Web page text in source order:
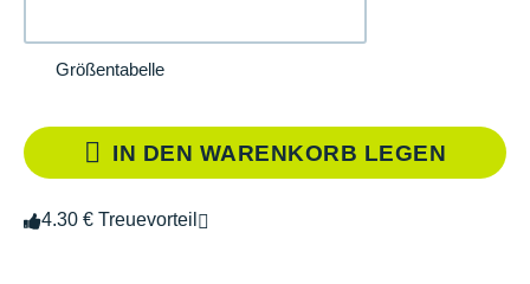
Größentabelle
IN DEN WARENKORB LEGEN
4.30 € Treuevorteil